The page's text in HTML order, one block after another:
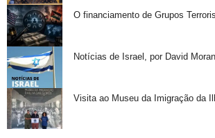
O financiamento de Grupos
Notícias de Israel, por David Moran
Visita ao Museu da Imigração da